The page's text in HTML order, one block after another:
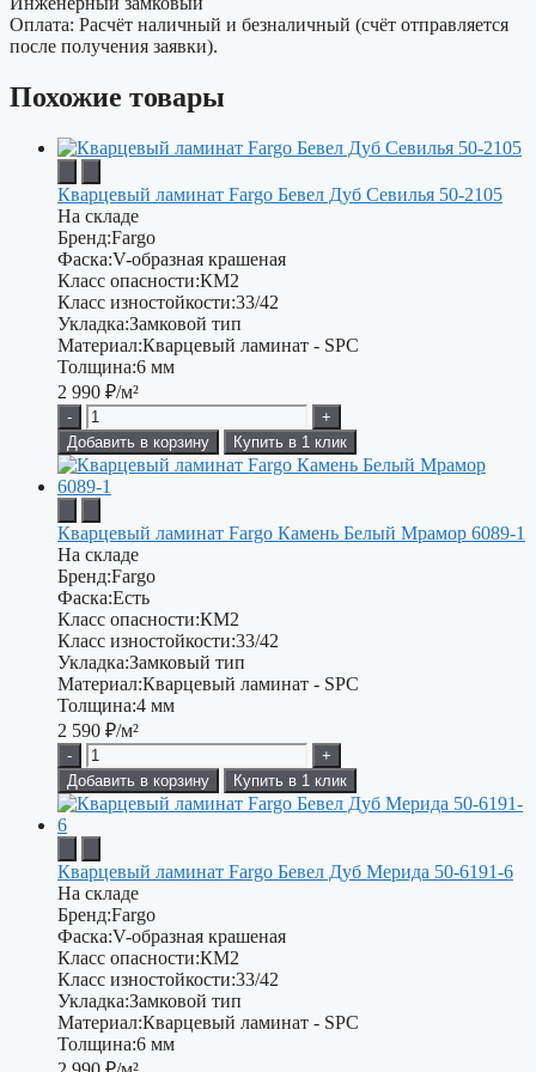
Оплата: Расчёт наличный и безналичный (счёт отправляется
после получения заявки).
Похожие товары
Кварцевый ламинат Fargo Бевел Дуб Севилья 50-2105
На складе
Бренд:Fargo
Фаска:V-образная крашеная
Класс опасности:КМ2
Класс изностойкости:33/42
Укладка:Замковой тип
Материал:Кварцевый ламинат - SPC
Толщина:6 мм
2 990 ₽/м²
-
+
Добавить в корзину
Купить в 1 клик
Кварцевый ламинат Fargo Камень Белый Мрамор 6089-1
На складе
Бренд:Fargo
Фаска:Есть
Класс опасности:КМ2
Класс изностойкости:33/42
Укладка:Замковый тип
Материал:Кварцевый ламинат - SPC
Толщина:4 мм
2 590 ₽/м²
-
+
Добавить в корзину
Купить в 1 клик
Кварцевый ламинат Fargo Бевел Дуб Мерида 50-6191-6
На складе
Бренд:Fargo
Фаска:V-образная крашеная
Класс опасности:КМ2
Класс изностойкости:33/42
Укладка:Замковой тип
Материал:Кварцевый ламинат - SPC
Толщина:6 мм